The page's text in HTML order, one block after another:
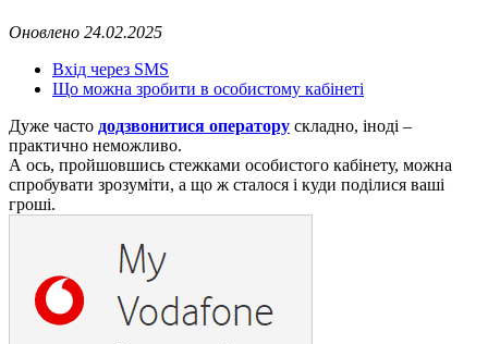
Оновлено 24.02.2025
Вхід через SMS
Що можна зробити в особистому кабінеті
Дуже часто додзвонитися оператору складно, іноді –
практично неможливо.
А ось, пройшовшись стежками особистого кабінету, можна
спробувати зрозуміти, а що ж сталося і куди поділися ваші
гроші.